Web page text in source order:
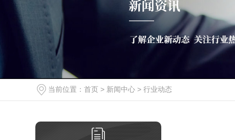
当前位置： 首页 > 新闻中心 > 行业动态